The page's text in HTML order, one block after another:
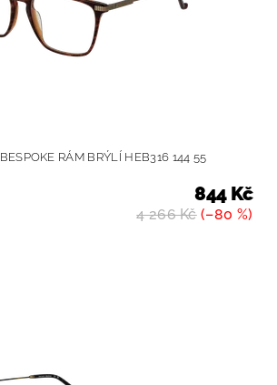
RÁM BRÝLÍ HEB316 144 55
4 266 Kč(–80 %)
844 Kč